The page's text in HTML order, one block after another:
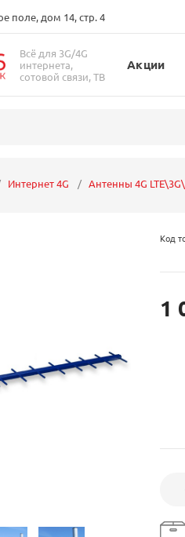
поле, дом 14, стр. 4
Всё для 3G/4G
интернета,
сотовой связи, ТВ
Акции
Интернет 4G Антенны 4G
Код
1